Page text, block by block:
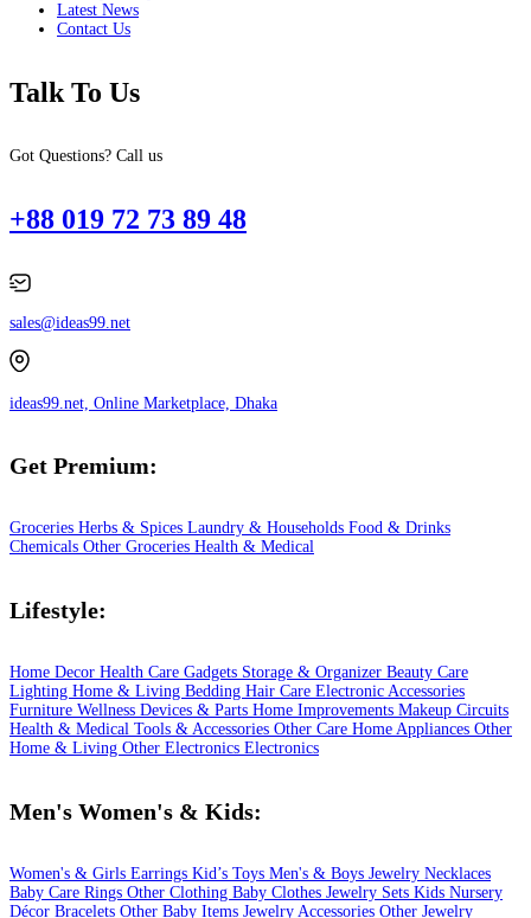
Latest News
Contact Us
Talk To Us
Got Questions? Call us
+88 019 72 73 89 48
sales@ideas99.net
ideas99.net, Online Marketplace, Dhaka
Get Premium:
Groceries Herbs & Spices Laundry & Households Food & Drinks
Chemicals Other Groceries Health & Medical
Lifestyle:
Home Decor Health Care Gadgets Storage & Organizer Beauty Care
Lighting Home & Living Bedding Hair Care Electronic Accessories
Furniture Wellness Devices & Parts Home Improvements Makeup Circuits
Health & Medical Tools & Accessories Other Care Home Appliances Other
Home & Living Other Electronics Electronics
Men's Women's & Kids:
Women's & Girls Earrings Kid’s Toys Men's & Boys Jewelry Necklaces
Baby Care Rings Other Clothing Baby Clothes Jewelry Sets Kids Nursery
Décor Bracelets Other Baby Items Jewelry Accessories Other Jewelry